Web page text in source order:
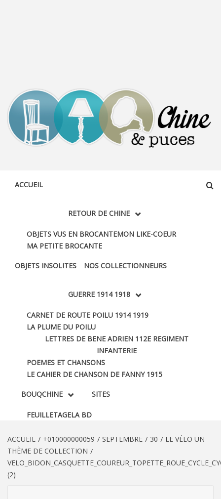
ACCUEIL
RETOUR DE CHINE
OBJETS VUS EN BROCANTEMON LIKE-COEUR
MA PETITE BROCANTE
OBJETS INSOLITES NOS COLLECTIONNEURS
GUERRE 1914 1918
CARNET DE ROUTE POILU 1914 1919
LA PLUME DU POILU
LETTRES DE BENE ADRIEN 112E REGIMENT
INFANTERIE
POEMES ET CHANSONS
LE CAHIER DE CHANSON DE FANNY 1915
BOUQCHINE
FEUILLETAGELA BD
SITES
ACCUEIL +010000000059 SEPTEMBRE 30
LE VÉLO UN
THÈME DE COLLECTION
(2)